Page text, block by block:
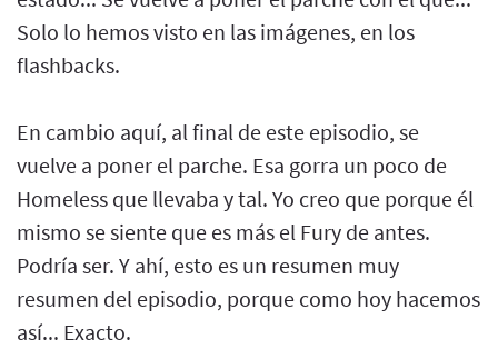
Solo lo hemos visto en las imágenes, en los
flashbacks.
En cambio aquí, al final de este episodio, se
vuelve a poner el parche. Esa gorra un poco de
Homeless que llevaba y tal. Yo creo que porque él
mismo se siente que es más el Fury de antes.
Podría ser. Y ahí, esto es un resumen muy
resumen del episodio, porque como hoy hacemos
así... Exacto.